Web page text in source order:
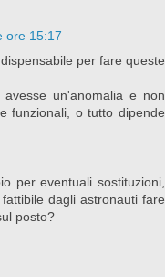
ore 15:17
per fare queste
un'anomalia e non
funzionali, o tutto dipende
per eventuali sostituzioni,
dagli astronauti fare
posto?